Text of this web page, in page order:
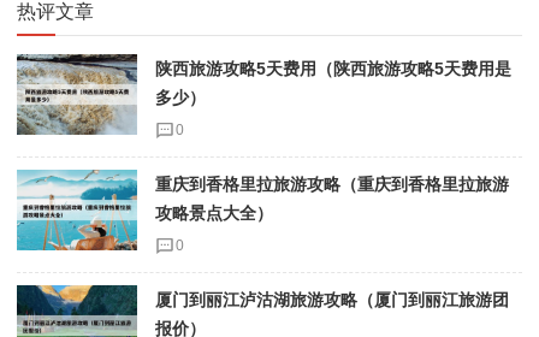
热评文章
陕西旅游攻略5天费用（陕西旅游攻略5天费用是
多少）
0
重庆到香格里拉旅游攻略（重庆到香格里拉旅游
攻略景点大全）
0
厦门到丽江泸沽湖旅游攻略（厦门到丽江旅游团
报价）